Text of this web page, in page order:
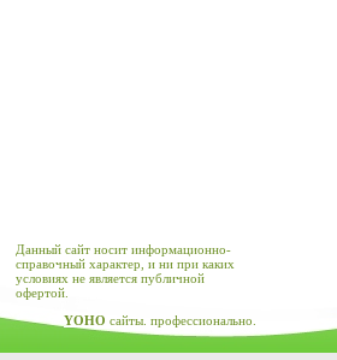
Данный сайт носит информационно-
справочный характер, и ни при каких
условиях не является публичной
офертой.
YOHO сайты. профессионально.